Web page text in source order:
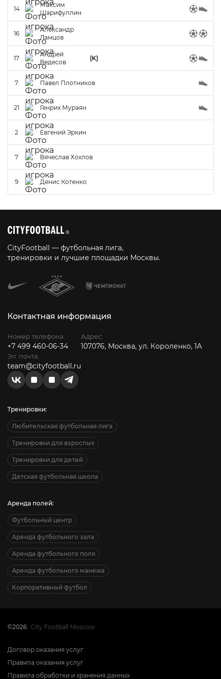
14
Максим
Шарифуллин
16
Александр
Ламцов
17
Андрей
Ведесов
(K)
7 Павел Плотников
21 Генрих Мураян
2 Евгений Эркин
7 Вячеслав Хохлов
9 Денис Котенко
CityFootball — футбольная лига,
тренировки и лучшие площадки Москвы.
Контактная информация
Номер телефона:
+7 499 460-06-34
Эл. почта:
team@cityfootball.ru
Адрес:
107076, Москва, ул. Короленко, 1А
Тренировки:
Любительская футбольная лига
Тренировки для взрослых
Тренировки для детей
Детская футбольная школа
Аренда полей:
Футбольный центр
Аренда футбольного зала
Аренда футбольного поля
Аренда футбольного манежа
Корпоративный футбол
©2026 City Football Moscow
Договор оказания услуг
Правила оказания услуг
Правила обработки и хранения данных